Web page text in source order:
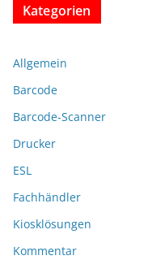
Kategorien
Allgemein
Barcode
Barcode-Scanner
Drucker
ESL
Fachhändler
Kiosklösungen
Kommentar